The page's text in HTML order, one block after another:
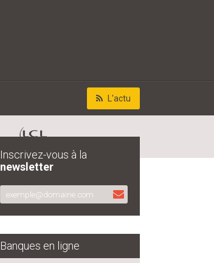
L'actu
Inscrivez-vous à la
newsletter
Banques en ligne